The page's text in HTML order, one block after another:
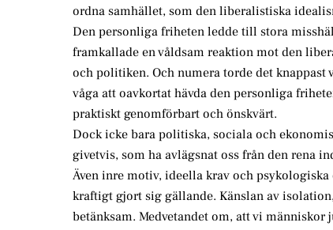
ordna samhället, som den liberalistiska
Den personliga friheten ledde till stora
framkallade en våldsam reaktion mot den
och politiken. Och numera torde det knappast
våga att oavkortat hävda den personliga
praktiskt genomförbart och önskvärt.
Dock icke bara politiska, sociala och
givetvis, som ha avlägsnat oss från den rena
Även inre motiv, ideella krav och psykologiska
kraftigt gjort sig gällande. Känslan av
betänksam. Medvetandet om, att vi människor